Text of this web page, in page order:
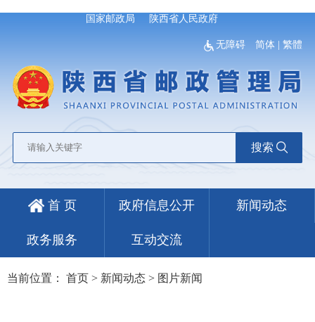
国家邮政局 陕西省人民政府
无障碍 简体 |繁體
搜索
首 页 政府信息公开 新闻动态
政务服务 互动交流
当前位置： 首页 > 新闻动态 > 图片新闻